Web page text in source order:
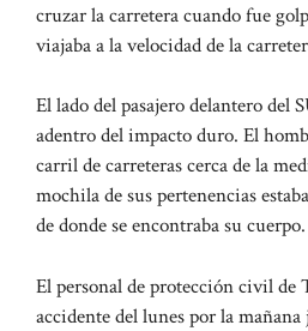
cruzar la carretera cuando fue
viajaba a la velocidad de la
El lado del pasajero delantero del
adentro del impacto duro. El
carril de carreteras cerca de la
mochila de sus pertenencias
de donde se encontraba su cuerpo.
El personal de protección civil de
accidente del lunes por la